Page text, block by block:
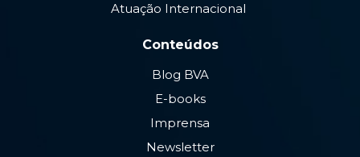
Atuação Internacional
Conteúdos
Blog BVA
E-books
Imprensa
Newsletter